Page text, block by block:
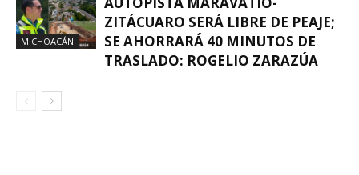
MICHOACÁN
ZITÁCUARO SERÁ LIBRE DE PEAJE;
SE AHORRARÁ 40 MINUTOS DE
TRASLADO: ROGELIO ZARAZÚA